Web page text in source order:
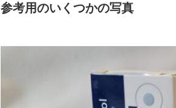
参考用のいくつかの写真